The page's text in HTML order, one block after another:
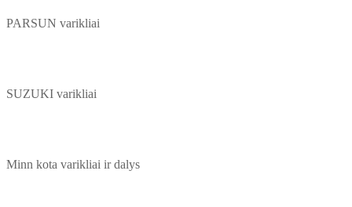
PARSUN varikliai
SUZUKI varikliai
Minn kota varikliai ir dalys